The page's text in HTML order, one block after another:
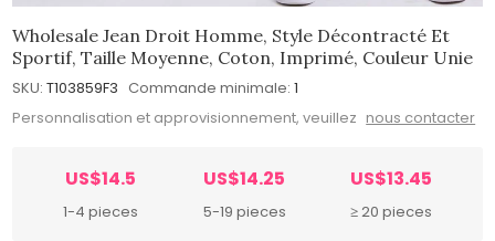
Wholesale Jean Droit Homme, Style Décontracté Et
Sportif, Taille Moyenne, Coton, Imprimé, Couleur Unie
SKU: T103859F3 Commande minimale: 1
Personnalisation et approvisionnement, veuillez nous contacter
US$14.5
1-4 pieces
US$14.25
5-19 pieces
US$13.45
≥ 20 pieces